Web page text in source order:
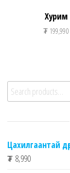
Хурим
₮ 199,990
Search for:
Цахилгаантай
₮ 8,990